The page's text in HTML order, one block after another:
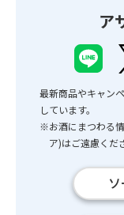
ア
最新商品やキャン
しています。
※お酒にまつわる
ア)はご遠慮くだ